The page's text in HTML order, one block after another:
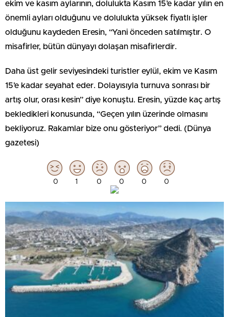
ekim ve kasım aylarının, dolulukta Kasım 15’e kadar yılın en
önemli ayları olduğunu ve dolulukta yüksek fiyatlı işler
olduğunu kaydeden Eresin, “Yani önceden satılmıştır. O
misafirler, bütün dünyayı dolaşan misafirlerdir.
Daha üst gelir seviyesindeki turistler eylül, ekim ve Kasım
15’e kadar seyahat eder. Dolayısıyla turnuva sonrası bir
artış olur, orası kesin” diye konuştu. Eresin, yüzde kaç artış
bekledikleri konusunda, “Geçen yılın üzerinde olmasını
bekliyoruz. Rakamlar bize onu gösteriyor” dedi. (Dünya
gazetesi)
0 1 0 0 0 0